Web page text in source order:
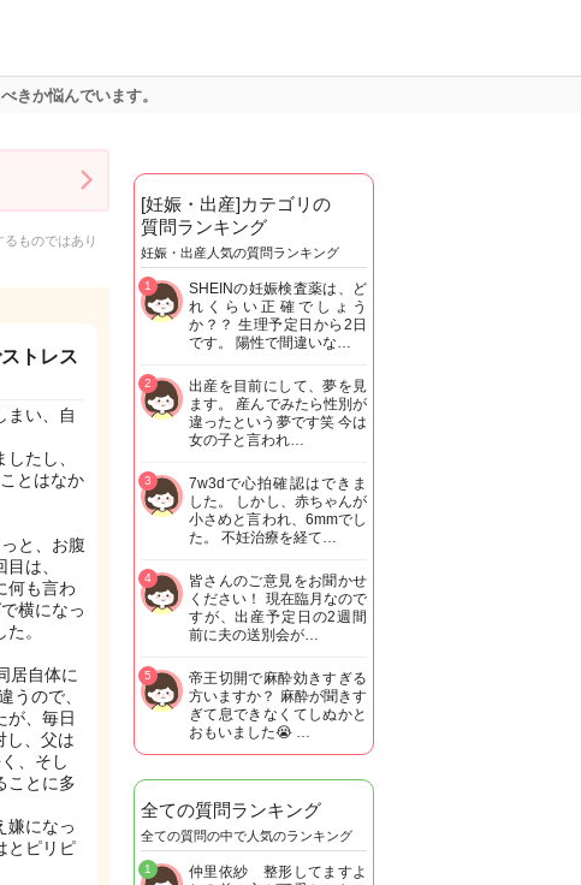
きか悩んでいます。
ものではあり
トレス
まい、自
たし、
とはなか
と、お腹
は、
何も言わ
横になっ
。
居自体に
うので、
が、毎日
し、父は
、そし
ことに多
嫌になっ
とピリピ
[妊娠・出産]カテゴリの
質問ランキング
妊娠・出産人気の質問ランキング
SHEINの妊娠検査薬は、ど
れくらい正確でしょう
か？？ 生理予定日から2日
です。 陽性で間違いな…
1
出産を目前にして、夢を見
ます。 産んでみたら性別が
違ったという夢です笑 今は
女の子と言われ…
2
7w3dで心拍確認はできま
した。 しかし、赤ちゃんが
小さめと言われ、6mmでし
た。 不妊治療を経て…
3
皆さんのご意見をお聞かせ
ください！ 現在臨月なので
すが、出産予定日の2週間
前に夫の送別会が…
4
帝王切開で麻酔効きすぎる
方いますか？ 麻酔が聞きす
ぎて息できなくてしぬかと
おもいました😭 …
5
全ての質問ランキング
全ての質問の中で人気のランキング
仲里依紗 整形してますよ
1